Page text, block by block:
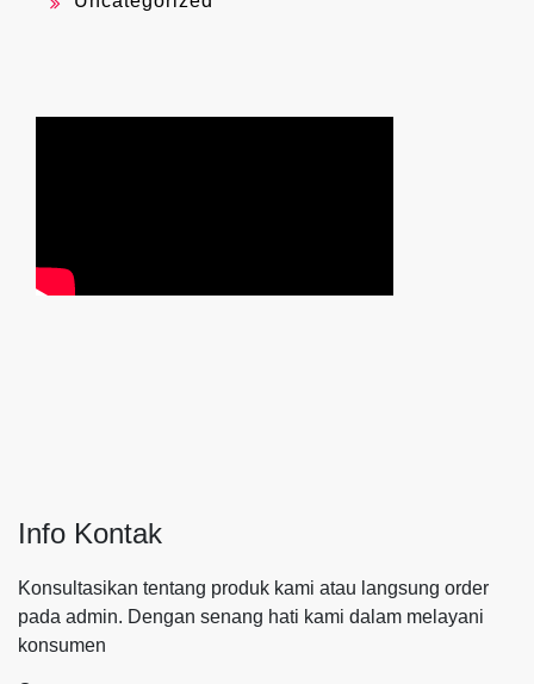
Info Kontak
Konsultasikan tentang produk kami atau langsung order
pada admin. Dengan senang hati kami dalam melayani
konsumen